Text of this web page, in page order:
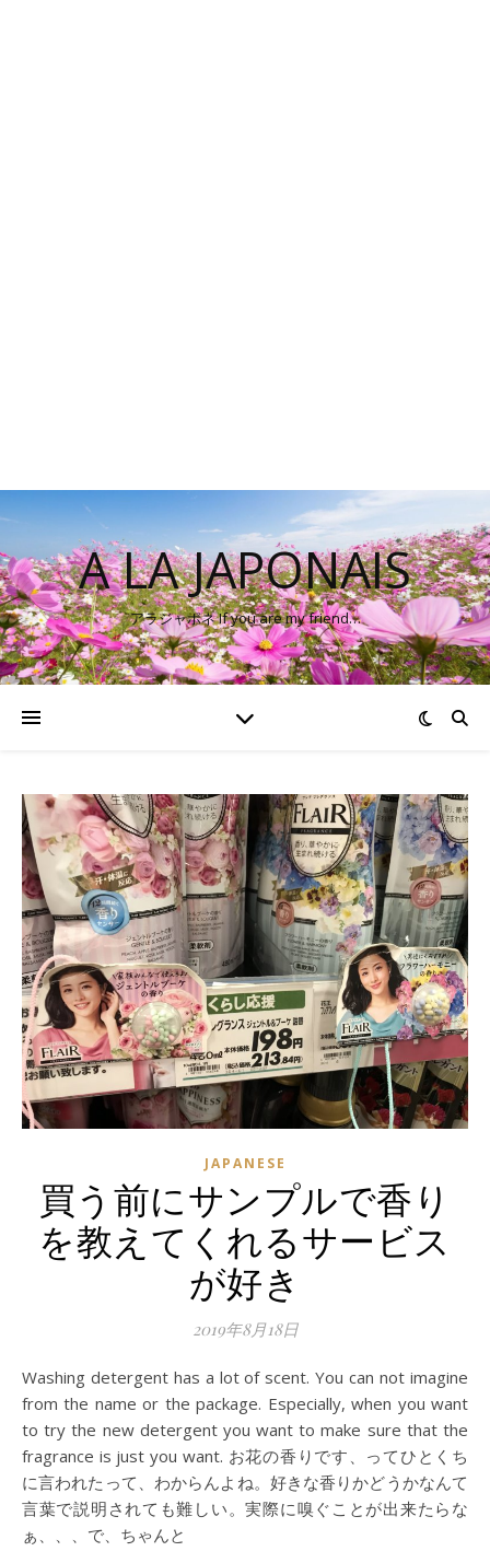
A LA JAPONAIS
アラジャポネ If you are my friend…
JAPANESE
買う前にサンプルで香り
を教えてくれるサービス
が好き
2019年8月18日
Washing detergent has a lot of scent. You can not imagine
from the name or the package. Especially, when you want
to try the new detergent you want to make sure that the
fragrance is just you want. お花の香りです、ってひとくち
に言われたって、わからんよね。好きな香りかどうかなんて
言葉で説明されても難しい。実際に嗅ぐことが出来たらな
ぁ、、、で、ちゃんと